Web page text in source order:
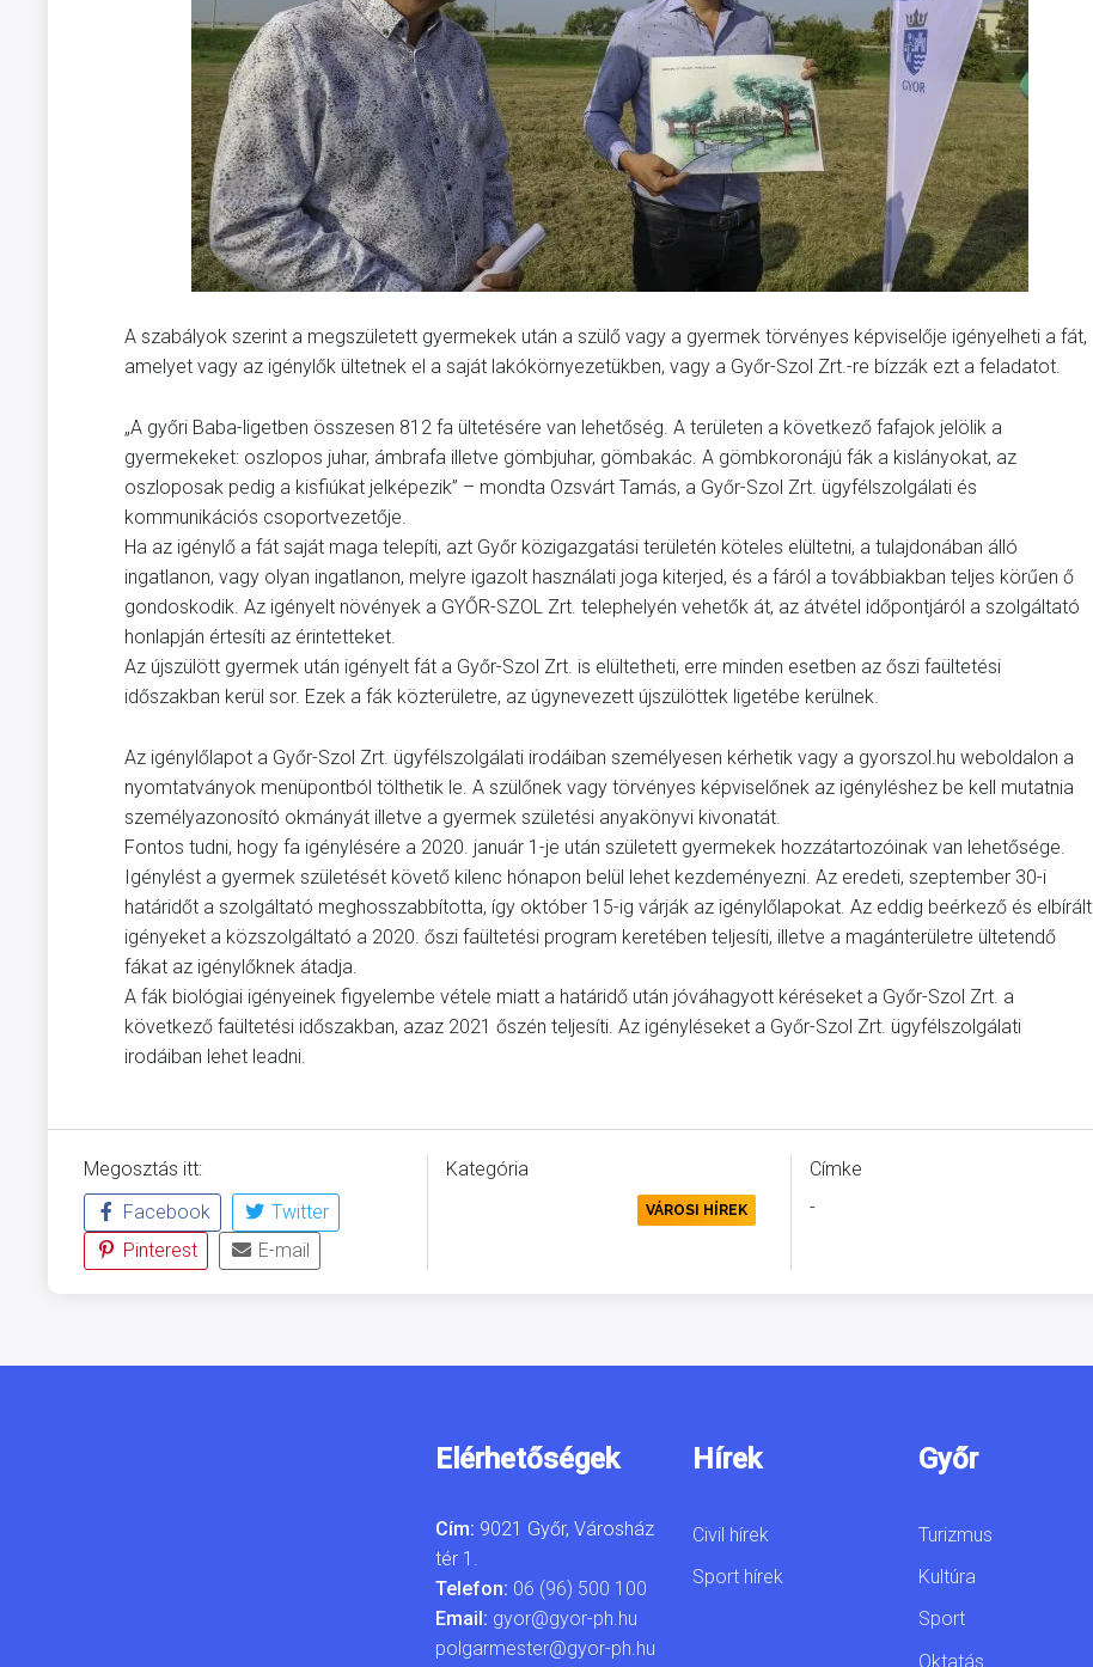
A szabályok szerint a megszületett gyermekek után a szülő vagy a gyermek törvényes képviselője igényelheti a fát,
amelyet vagy az igénylők ültetnek el a saját lakókörnyezetükben, vagy a Győr-Szol Zrt.-re bízzák ezt a feladatot.
„A győri Baba-ligetben összesen 812 fa ültetésére van lehetőség. A területen a következő fafajok jelölik a
gyermekeket: oszlopos juhar, ámbrafa illetve gömbjuhar, gömbakác. A gömbkoronájú fák a kislányokat, az
oszloposak pedig a kisfiúkat jelképezik” – mondta Ozsvárt Tamás, a Győr-Szol Zrt. ügyfélszolgálati és
kommunikációs csoportvezetője.
Ha az igénylő a fát saját maga telepíti, azt Győr közigazgatási területén köteles elültetni, a tulajdonában álló
ingatlanon, vagy olyan ingatlanon, melyre igazolt használati joga kiterjed, és a fáról a továbbiakban teljes körűen ő
gondoskodik. Az igényelt növények a GYŐR-SZOL Zrt. telephelyén vehetők át, az átvétel időpontjáról a szolgáltató
honlapján értesíti az érintetteket.
Az újszülött gyermek után igényelt fát a Győr-Szol Zrt. is elültetheti, erre minden esetben az őszi faültetési
időszakban kerül sor. Ezek a fák közterületre, az úgynevezett újszülöttek ligetébe kerülnek.
Az igénylőlapot a Győr-Szol Zrt. ügyfélszolgálati irodáiban személyesen kérhetik vagy a gyorszol.hu weboldalon a
nyomtatványok menüpontból tölthetik le. A szülőnek vagy törvényes képviselőnek az igényléshez be kell mutatnia
személyazonosító okmányát illetve a gyermek születési anyakönyvi kivonatát.
Fontos tudni, hogy fa igénylésére a 2020. január 1-je után született gyermekek hozzátartozóinak van lehetősége.
Igénylést a gyermek születését követő kilenc hónapon belül lehet kezdeményezni. Az eredeti, szeptember 30-i
határidőt a szolgáltató meghosszabbította, így október 15-ig várják az igénylőlapokat. Az eddig beérkező és elbírált
igényeket a közszolgáltató a 2020. őszi faültetési program keretében teljesíti, illetve a magánterületre ültetendő
fákat az igénylőknek átadja.
A fák biológiai igényeinek figyelembe vétele miatt a határidő után jóváhagyott kéréseket a Győr-Szol Zrt. a
következő faültetési időszakban, azaz 2021 őszén teljesíti. Az igényléseket a Győr-Szol Zrt. ügyfélszolgálati
irodáiban lehet leadni.
Megosztás itt:
Facebook
Twitter
Pinterest
E-mail
Kategória
VÁROSI HÍREK
Címke
-
Elérhetőségek
Cím: 9021 Győr, Városház
tér 1.
Telefon: 06 (96) 500 100
Email: gyor@gyor-ph.hu
polgarmester@gyor-ph.hu
Hírek
Civil hírek
Sport hírek
Győr
Turizmus
Kultúra
Sport
Oktatás